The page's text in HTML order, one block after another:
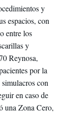
y
espacios, con
entre los
y
Reynosa,
por la
con
en caso de
una Zona Cero,